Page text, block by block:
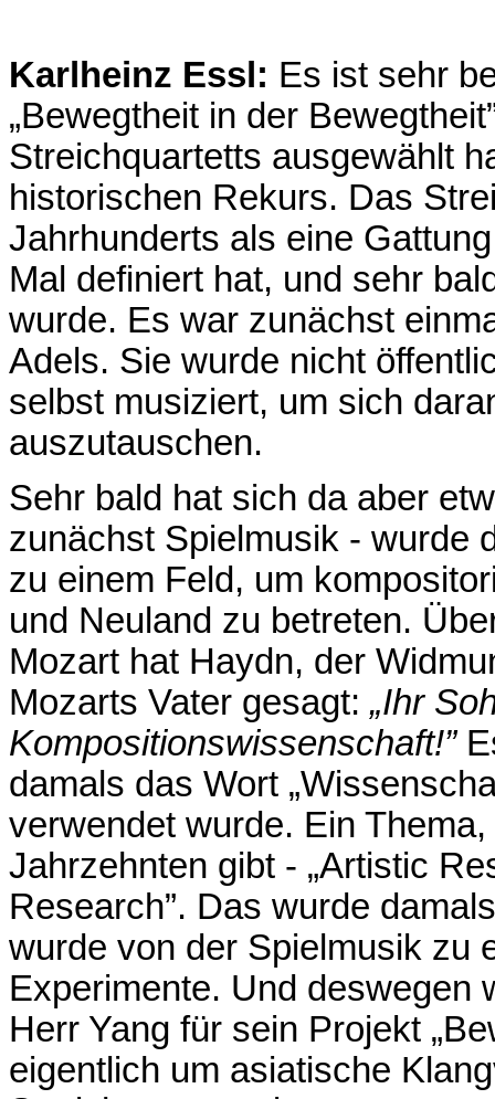
Karlheinz Essl: Es ist sehr
„Bewegtheit in der
Streichquartetts ausgewählt
historischen Rekurs. Das
Jahrhunderts als eine
Mal definiert hat, und sehr
wurde. Es war zunächst
Adels. Sie wurde nicht
selbst musiziert, um sich
auszutauschen.
Sehr bald hat sich da aber
zunächst Spielmusik - wurde
zu einem Feld, um
und Neuland zu betreten.
Mozart hat Haydn, der
Mozarts Vater gesagt: „Ihr
Kompositionswissenschaft!”
damals das Wort
verwendet wurde. Ein
Jahrzehnten gibt - „Artistic
Research”. Das wurde
wurde von der Spielmusik zu
Experimente. Und deswegen
Herr Yang für sein Projekt
eigentlich um asiatische